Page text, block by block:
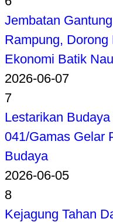
Jembatan
Rampung,
Ekonomi Batik Nau
2026-06-07
7
Lestarikan
041/Gamas Gelar
Budaya
2026-06-05
8
Kejagung Tahan